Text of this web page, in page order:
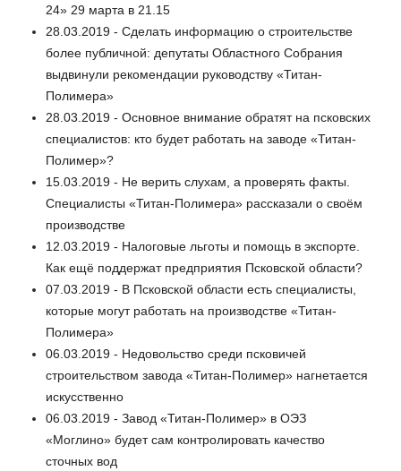
24» 29 марта в 21.15
28.03.2019 - Сделать информацию о строительстве
более публичной: депутаты Областного Собрания
выдвинули рекомендации руководству «Титан-
Полимера»
28.03.2019 - Основное внимание обратят на псковских
специалистов: кто будет работать на заводе «Титан-
Полимер»?
15.03.2019 - Не верить слухам, а проверять факты.
Специалисты «Титан-Полимера» рассказали о своём
производстве
12.03.2019 - Налоговые льготы и помощь в экспорте.
Как ещё поддержат предприятия Псковской области?
07.03.2019 - В Псковской области есть специалисты,
которые могут работать на производстве «Титан-
Полимера»
06.03.2019 - Недовольство среди псковичей
строительством завода «Титан-Полимер» нагнетается
искусственно
06.03.2019 - Завод «Титан-Полимер» в ОЭЗ
«Моглино» будет сам контролировать качество
сточных вод